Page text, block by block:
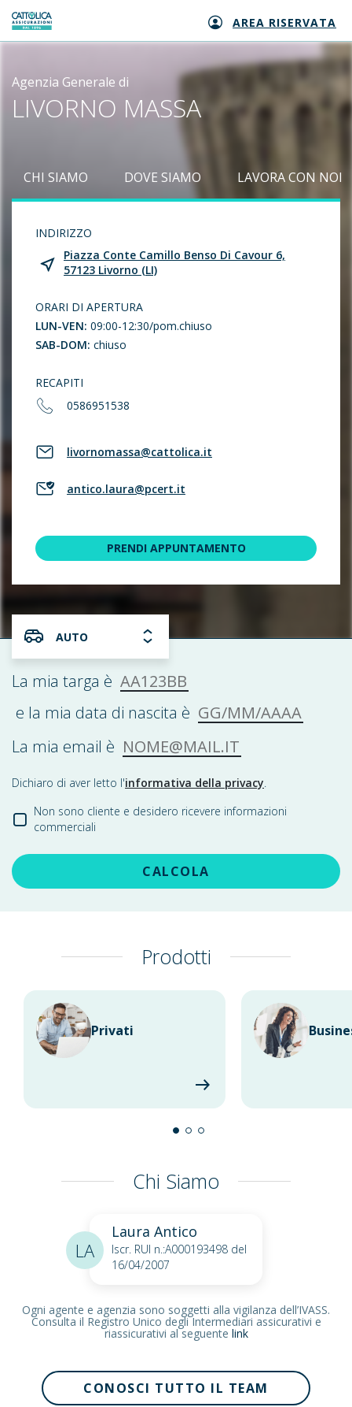
Generali logo AREA RISERVATA
Agenzia Generale di
LIVORNO MASSA
CHI SIAMO DOVE SIAMO LAVORA CON NOI
INDIRIZZO
Piazza Conte Camillo Benso Di Cavour 6,
57123 Livorno (LI)
ORARI DI APERTURA
LUN-VEN: 09:00-12:30/pom.chiuso
SAB-DOM: chiuso
RECAPITI
0586951538
livornomassa@cattolica.it
antico.laura@pcert.it
PRENDI APPUNTAMENTO
AUTO
La mia targa è AA123BB
e la mia data di nascita è GG/MM/AAAA
La mia email è NOME@MAIL.IT
Dichiaro di aver letto l'informativa della privacy.
Non sono cliente e desidero ricevere informazioni
commerciali
CALCOLA
Prodotti
Privati
Chi Siamo
Laura Antico
Iscr. RUI n.:A000193498 del
16/04/2007
LA
Ogni agente e agenzia sono soggetti alla vigilanza dell’IVASS.
Consulta il Registro Unico degli Intermediari assicurativi e
riassicurativi al seguente link
CONOSCI TUTTO IL TEAM